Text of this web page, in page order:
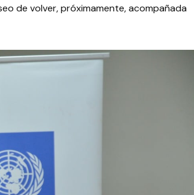
de volver, próximamente, acompañada